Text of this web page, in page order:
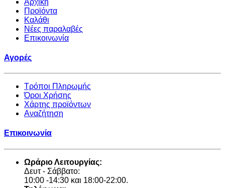
Προϊόντα
Καλάθι
Νέες παραλαβές
Επικοινωνία
Αγορές
Τρόποι Πληρωμής
Όροι Χρήσης
Χάρτης προϊόντων
Αναζήτηση
Επικοινωνία
Ωράριο Λειτουργίας:
Δευτ - Σάββατο:
10:00 -14:30 και 18:00-22:00.